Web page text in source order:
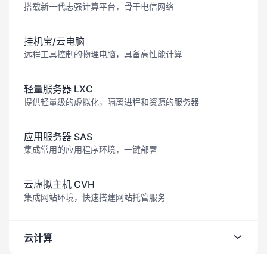
搭载新一代志强计算平台，骨干电信网络
挂机宝/云电脑
远程工具控制的物理电脑，具备高性能计算
轻量服务器 LXC
提供轻量级的虚拟化，隔离进程和资源的服务器
应用服务器 SAS
集成常用的应用程序环境，一键部署
云虚拟主机 CVH
集成网站环境，快速搭建网站托管服务
云计算